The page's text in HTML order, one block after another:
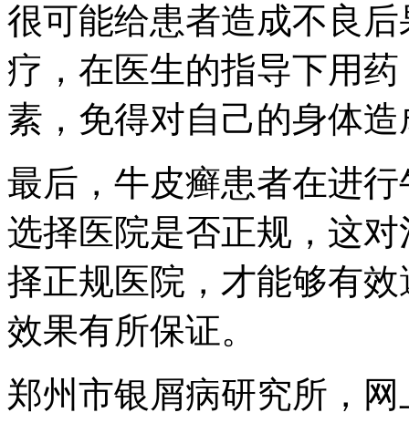
很可能给患者造成不良
疗，在医生的指导下用
素，免得对自己的身体
最后，牛皮癣患者在进
选择医院是否正规，这
择正规医院，才能够有
效果有所保证。
郑州市银屑病研究所，